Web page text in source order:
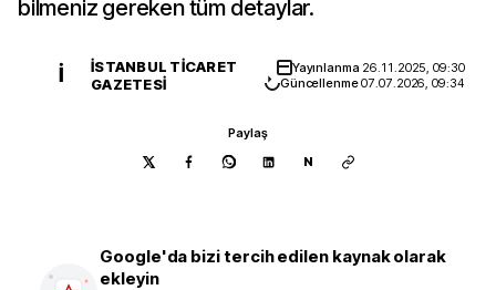
bilmeniz gereken tüm detaylar.
İ
İSTANBUL TICARET
GAZETESI
Yayınlanma 26.11.2025, 09:30
Güncellenme07.07.2026, 09:34
Paylaş
N
Google'da bizi tercih edilen kaynak olarak
ekleyin